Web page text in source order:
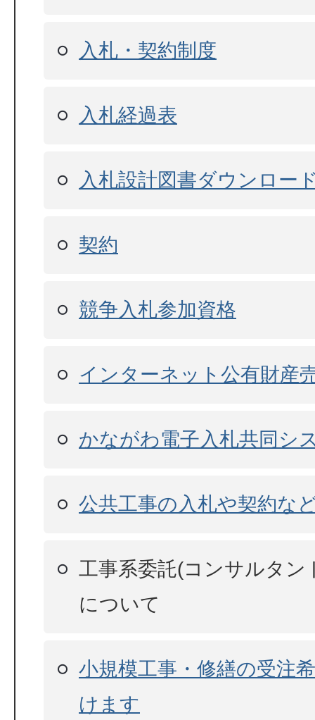
入札・契約制度
入札経過表
入札設計図書ダウンロー
契約
競争入札参加資格
インターネット公有財産
かながわ電子入札共同シ
公共工事の入札や契約な
工事系委託(コンサルタン
について
小規模工事・修繕の受注
けます